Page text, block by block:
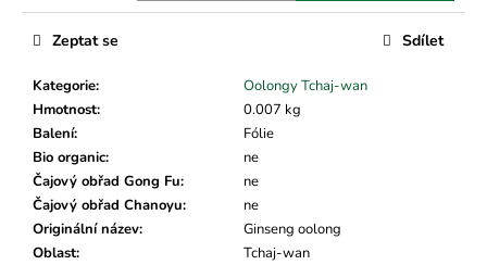
Kategorie:
Oolongy Tchaj-wan
Hmotnost:
0.007 kg
Balení:
Fólie
Bio organic:
ne
Čajový obřad Gong Fu:
ne
Čajový obřad Chanoyu:
ne
Originální název:
Ginseng oolong
Oblast: Tchaj-wan
Zeptat se Sdílet
j
m